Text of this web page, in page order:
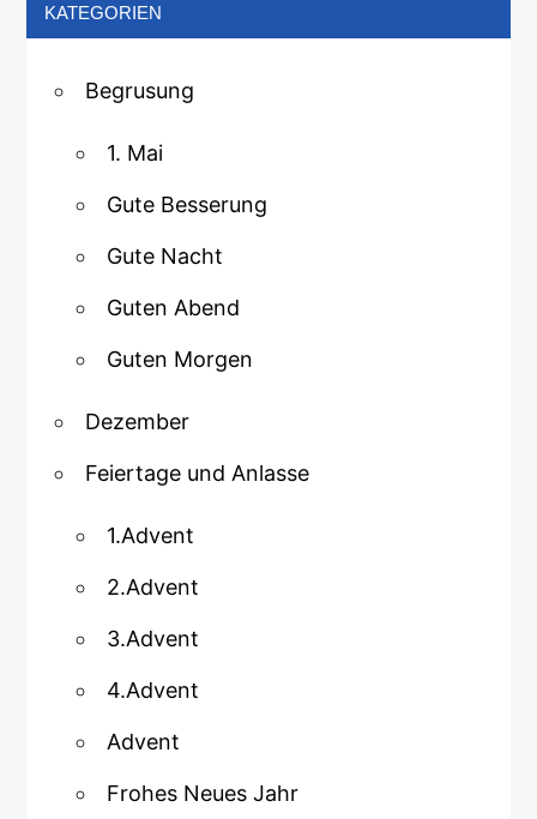
KATEGORIEN
Begrusung
1. Mai
Gute Besserung
Gute Nacht
Guten Abend
Guten Morgen
Dezember
Feiertage und Anlasse
1.Advent
2.Advent
3.Advent
4.Advent
Advent
Frohes Neues Jahr